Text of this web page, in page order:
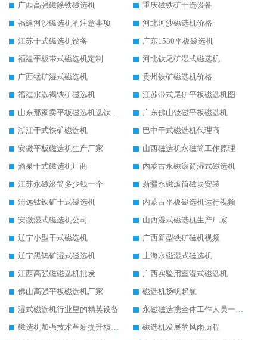
广西高强磁除铁磁选机
重庆磁铁矿干选设备
福建河沙磁选机的注意事项
河北河沙磁选机价格
江苏干式磁选机设备
广东1530平板磁选机
福建平板带式磁选机定制
河北钛尾矿湿式磁选机
广西锰矿湿式磁选机
贵州铁矿磁选机价格
福建水选褐铁矿磁选机
江苏带式尾矿平板磁选机图
山东那家卖平板磁选机选钛矿用
广东佛山钕磁平板磁选机
浙江干式铁矿磁选机
巴中干式磁选机代理商
安徽平板磁选机生产厂家
山西磁选机永磁筒工作原理
酒泉干式磁选机厂商
内蒙古永磁滚筒湿式磁选机
江苏永磁滚筒多少钱一个
新疆永磁滚筒磁块安装
清远钛铁矿干式磁选机
内蒙古平板磁选机运行视频
安徽湿式磁选机公司
山西湿式磁选机生产厂家
辽宁小型干式磁选机
广西新型铁矿磁机视频
辽宁黑钨矿湿式磁选机
上海永磁湿式磁选机
江西高强磁磁选机批发
广西实验用室湿式磁选机
佛山高强平板磁选机厂家
磁选机扬帆起航
湿式磁选机行业里的精英设备
永磁磁选携全体工作人员一起闯
磁选机加强技术革新提升核心竞争力
磁选机发展的风雨历程